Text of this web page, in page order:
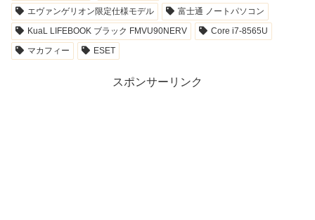
エヴァンゲリオン限定仕様モデル
富士通 ノートパソコン
KuaL LIFEBOOK ブラック FMVU90NERV
Core i7-8565U
マカフィー
ESET
スポンサーリンク